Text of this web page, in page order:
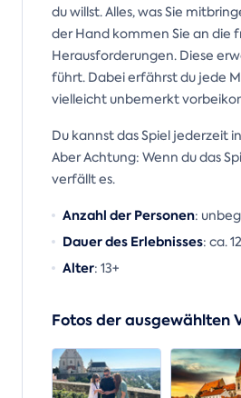
du willst. Alles, was Sie
der Hand kommen Sie an die
Herausforderungen. Diese
führt. Dabei erfährst du jede
vielleicht unbemerkt
Du kannst das Spiel jederzeit
Aber Achtung: Wenn du das
verfällt es.
Anzahl der Personen:
Dauer des Erlebnisses: ca.
Alter: 13+
Fotos der ausgewählten